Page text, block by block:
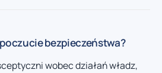
bezpieczeństwa?
wobec działań władz,